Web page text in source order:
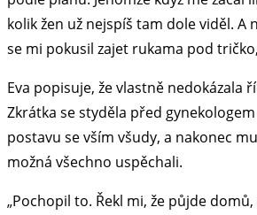
kolik žen už nejspíš tam dole viděl. A
se mi pokusil zajet rukama pod
Eva popisuje, že vlastně nedokázala
Zkrátka se styděla před
postavu se vším všudy, a nakonec
možná všechno uspěchali.
„Pochopil to. Řekl mi, že půjde